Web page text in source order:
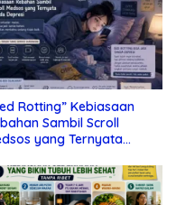
Rotting” Kebiasaan
Sambil Scroll
yang Ternyata